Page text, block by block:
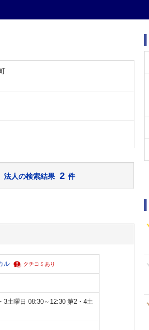
法人の検索結果 2 件
ル クチコミあり
3土曜日 08:30～12:30 第2・4土